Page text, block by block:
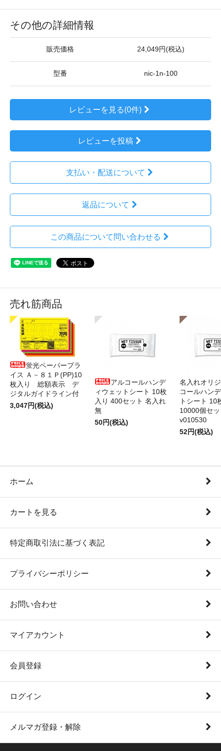
その他の詳細情報
販売価格 24,049円(税込)
型番 nic-1n-100
レビューを見る(0件)
レビューを投稿
支払い・配送について
返品について
この商品について問い合わせる
売れ筋商品
蛍光ペーパープラ
イス Ａ－８１Ｐ(PP)10
枚入り 総額表示 デ
ジタルガイドライン付
3,047円(税込)
アルコールハンデ
ィウェットシート 10枚
入り 400セット 名入れ
無
50円(税込)
名入れオリ
コールハン
トシート 10
10000個セ
v010530
52円(税込)
ホーム
カートを見る
特定商取引法に基づく表記
プライバシーポリシー
お問い合わせ
マイアカウント
会員登録
ログイン
メルマガ登録・解除